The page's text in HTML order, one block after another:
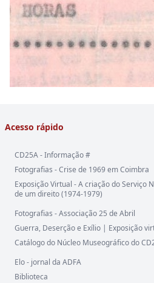
Acesso rápido
CD25A - Informação #
Fotografias - Crise de 1969 em Coimbra
Exposição Virtual - A criação do Serviço
de um direito (1974-1979)
Fotografias - Associação 25 de Abril
Guerra, Deserção e Exílio | Exposição
Catálogo do Núcleo Museográfico do
Elo - jornal da ADFA
Biblioteca